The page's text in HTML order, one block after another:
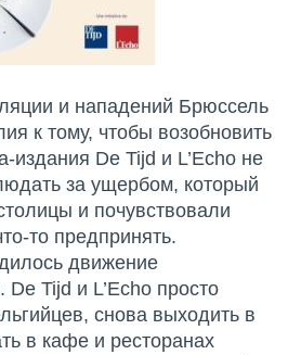
и нападений Брюссель
к тому, чтобы возобновить
De Tijd и L’Echo не
за ущербом, который
и почувствовали
то предпринять.
движение
Tijd и L’Echo просто
снова выходить в
в кафе и ресторанах